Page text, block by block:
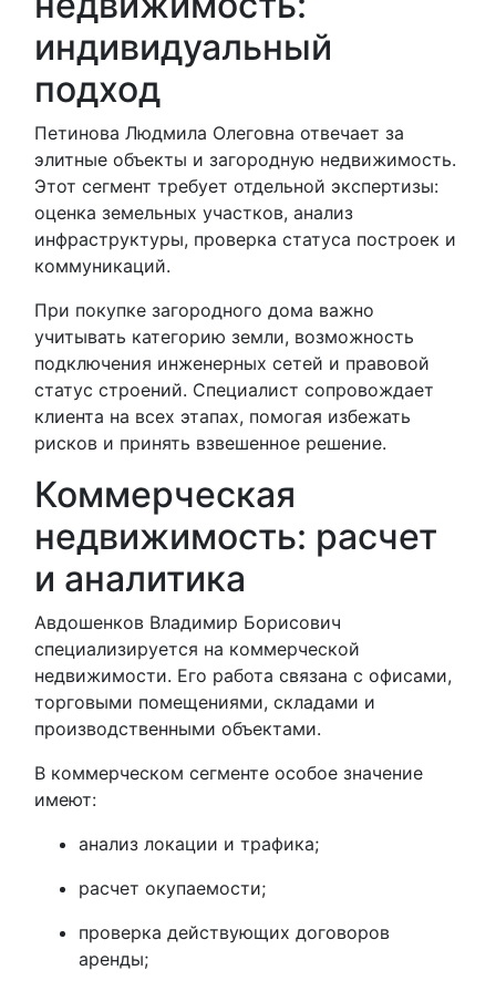
индивидуальный
подход
Петинова Людмила Олеговна отвечает за
элитные объекты и загородную недвижимость.
Этот сегмент требует отдельной экспертизы:
оценка земельных участков, анализ
инфраструктуры, проверка статуса построек и
коммуникаций.
При покупке загородного дома важно
учитывать категорию земли, возможность
подключения инженерных сетей и правовой
статус строений. Специалист сопровождает
клиента на всех этапах, помогая избежать
рисков и принять взвешенное решение.
Коммерческая
недвижимость: расчет
и аналитика
Авдошенков Владимир Борисович
специализируется на коммерческой
недвижимости. Его работа связана с офисами,
торговыми помещениями, складами и
производственными объектами.
В коммерческом сегменте особое значение
имеют:
анализ локации и трафика;
расчет окупаемости;
проверка действующих договоров
аренды;